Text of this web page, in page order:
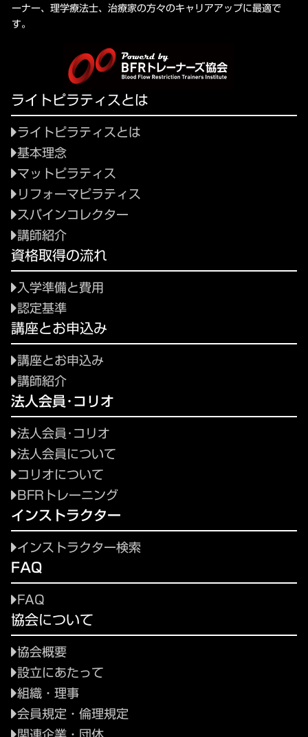
ーナー、理学療法士、治療家の方々のキャリアアップに最適で
す。
ライトピラティスとは
ライトピラティスとは
基本理念
マットピラティス
リフォーマピラティス
スパインコレクター
講師紹介
資格取得の流れ
入学準備と費用
認定基準
講座とお申込み
講座とお申込み
講師紹介
法人会員･コリオ
法人会員･コリオ
法人会員について
コリオについて
BFRトレーニング
インストラクター
インストラクター検索
FAQ
FAQ
協会について
協会概要
設立にあたって
組織・理事
会員規定・倫理規定